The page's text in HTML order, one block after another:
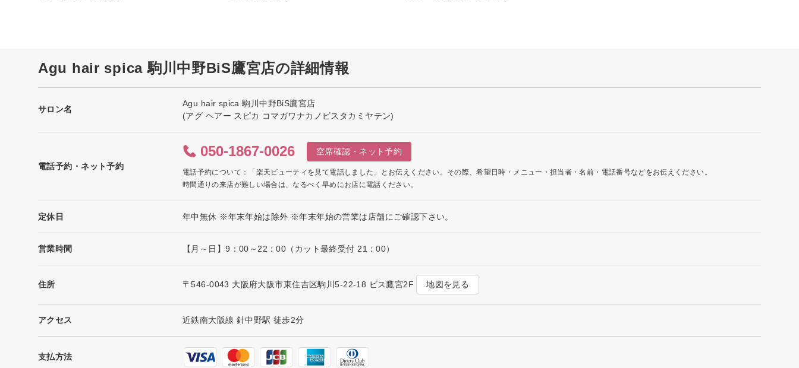
Agu hair spica 駒川中野BiS鷹宮店の詳細情報
サロン名
Agu hair spica 駒川中野BiS鷹宮店
(アグ ヘアー スピカ コマガワナカノビスタカミヤテン)
電話予約・ネット予約
050-1867-0026 空席確認・ネット予約
電話予約について：「楽天ビューティを見て電話しました」とお伝えください。その際、希望日時・メニュー・担当者・名前・電話番号などをお伝えください。
時間通りの来店が難しい場合は、なるべく早めにお店に電話ください。
定休日 年中無休 ※年末年始は除外 ※年末年始の営業は店舗にご確認下さい。
営業時間 【月～日】9：00～22：00（カット最終受付 21：00）
住所 〒546-0043 大阪府大阪市東住吉区駒川5-22-18 ビス鷹宮2F 地図を見る
アクセス 近鉄南大阪線 針中野駅 徒歩2分
支払方法